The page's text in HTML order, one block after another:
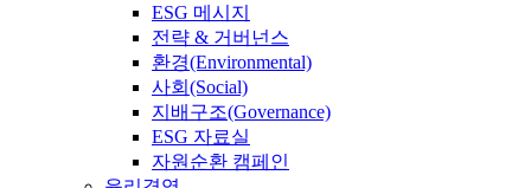
ESG 메시지
전략 & 거버넌스
환경(Environmental)
사회(Social)
지배구조(Governance)
ESG 자료실
자원순환 캠페인